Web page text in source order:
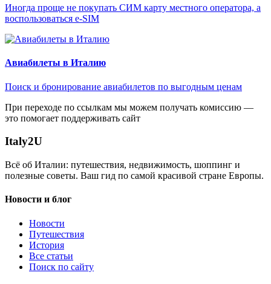
Иногда проще не покупать СИМ карту местного оператора, а
воспользоваться e-SIM
Авиабилеты в Италию
Поиск и бронирование авиабилетов по выгодным ценам
При переходе по ссылкам мы можем получать комиссию —
это помогает поддерживать сайт
Italy2U
Всё об Италии: путешествия, недвижимость, шоппинг и
полезные советы. Ваш гид по самой красивой стране Европы.
Новости и блог
Новости
Путешествия
История
Все статьи
Поиск по сайту